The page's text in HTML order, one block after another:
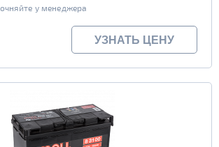
у менеджера
УЗНАТЬ ЦЕНУ